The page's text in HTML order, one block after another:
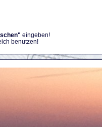
eingeben!
benutzen!